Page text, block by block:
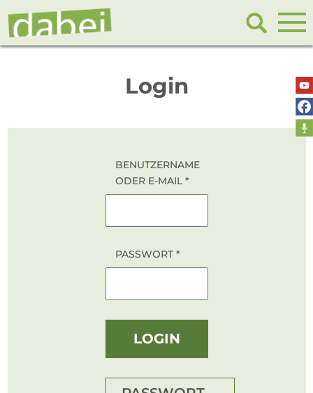
Login
BENUTZERNAME
ODER E-MAIL*
*
BENUTZERNAME
PASSWORT *
LOGIN